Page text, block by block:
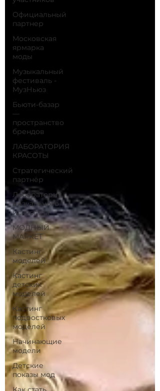
Официальный
партнер
Московская
ярмарка
моды
Музыкальный
фестиваль -
МузНьюз
Бьюти-базар
—
пространство
брендов
ЛАБОРАТОРИЯ
КРАСОТЫ
Стратегический
партнёр
Лаборатория
визуального
искусства
МОДНЫЙ
МАРКЕТ
Кастинг
моделей
Кастинг
детских
моделей
Кастинг
подростковых
моделей
Начинающие
модели
Детские
показы мод